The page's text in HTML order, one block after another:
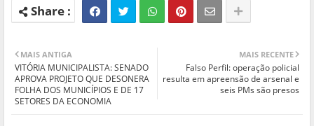
MAIS RECENTE
Falso Perfil: operação policial
resulta em apreensão de arsenal e
seis PMs são presos
MAIS ANTIGA
VITÓRIA MUNICIPALISTA: SENADO
APROVA PROJETO QUE DESONERA
FOLHA DOS MUNICÍPIOS E DE 17
SETORES DA ECONOMIA